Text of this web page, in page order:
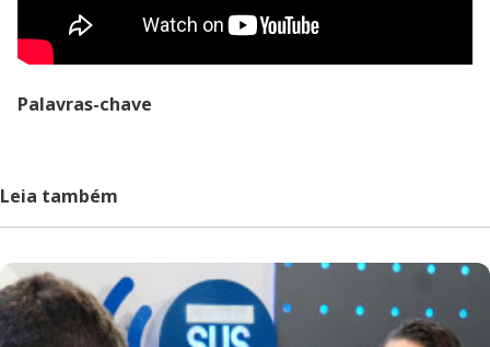
Palavras-chave
Leia também